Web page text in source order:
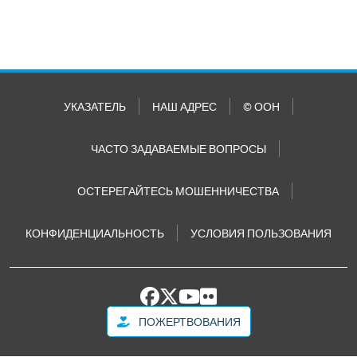
УКАЗАТЕЛЬ НАШ АДРЕС © ООН
ЧАСТО ЗАДАВАЕМЫЕ ВОПРОСЫ
ОСТЕРЕГАЙТЕСЬ МОШЕННИЧЕСТВА
КОНФИДЕНЦИАЛЬНОСТЬ УСЛОВИЯ ПОЛЬЗОВАНИЯ
ПОЖЕРТВОВАНИЯ